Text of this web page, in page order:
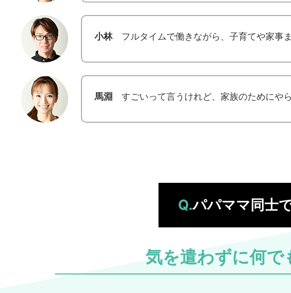
小林 フルタイムで働きながら、子育てや家事
馬淵 すごいって言うけれど、家族のためにや
Q.パパママ同士
気を遣わずに何で